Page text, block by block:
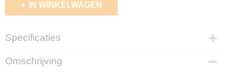
IN WINKELWAGEN
Specificaties
EAN code
8720615480425
Omschrijving